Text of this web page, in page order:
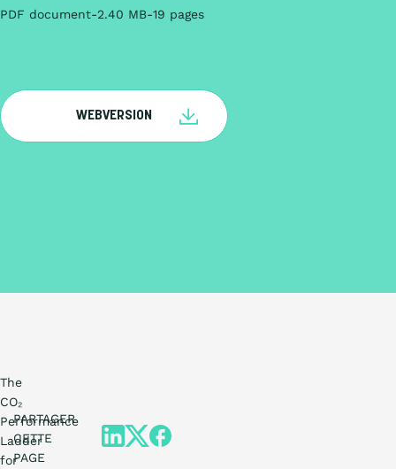
PDF document 2.40 MB 19 pages
WEBVERSION
The
CO₂
Performance
Ladder
for
PARTAGER
CETTE
PAGE